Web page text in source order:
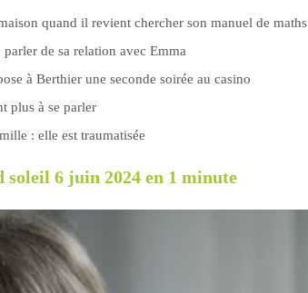
quand il revient chercher son manuel de maths
de sa relation avec Emma
à Berthier une seconde soirée au casino
plus à se parler
: elle est traumatisée
6 juin 2024 en 1 minute